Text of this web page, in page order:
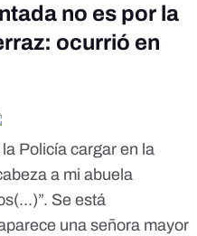
no es por la
ocurrió en
Policía cargar en la
a mi abuela
Se está
una señora mayor